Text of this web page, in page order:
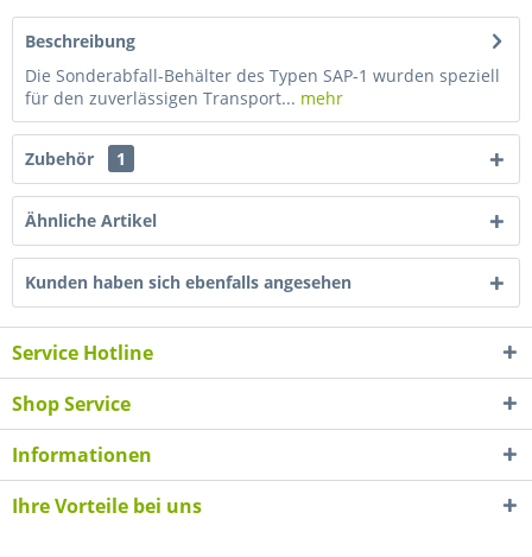
Beschreibung
Die Sonderabfall-Behälter des Typen SAP-1 wurden speziell
für den zuverlässigen Transport... mehr
Zubehör 1
Ähnliche Artikel
Kunden haben sich ebenfalls angesehen
Service Hotline
Shop Service
Informationen
Ihre Vorteile bei uns